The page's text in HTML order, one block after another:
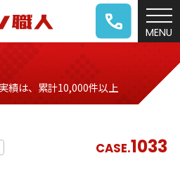
績は、累計10,000件以上
CASE.1033